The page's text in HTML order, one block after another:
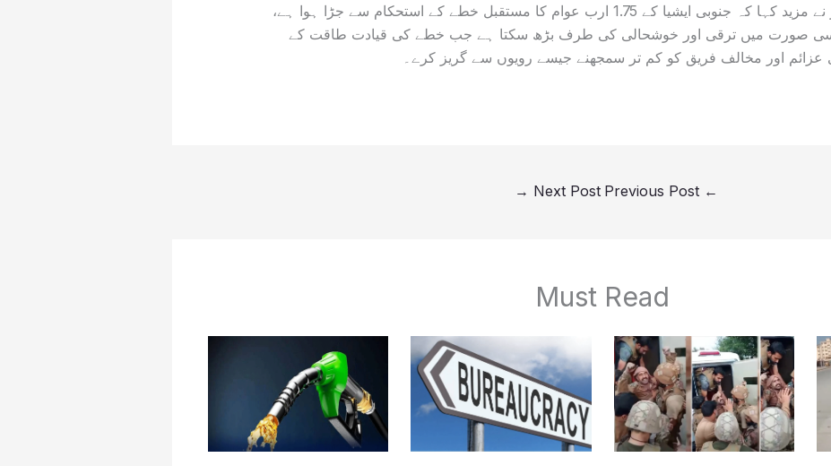
سابق فوجی افسر نے مزید کہا کہ جنوبی ایشیا کے 1.75 ارب عوام کا مستقبل خطے کے استحکام سے جڑا ہوا ہے،
صورت میں ترقی اور خوشحالی کی طرف بڑھ سکتا ہے جب خطے کی قیادت طاقت کے
اور مخالف فریق کو کم تر سمجھنے جیسے رویوں سے گریز کرے۔
←
Next Post
→
Must Read